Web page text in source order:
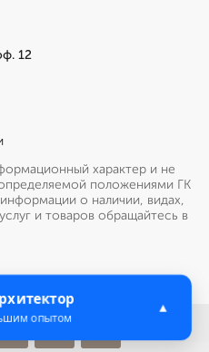
12
характер и не
положениями ГК
о наличии, видах,
и товаров обращайтесь в
опытом
▲